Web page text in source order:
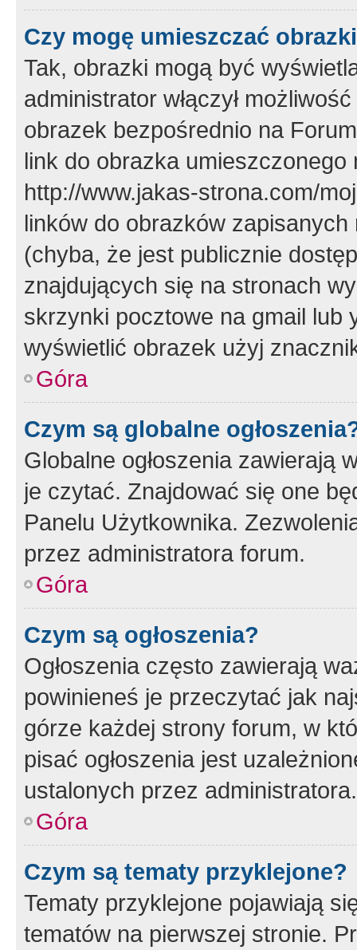
Czy mogę umieszczać
Tak, obrazki mogą być
administrator włączył
obrazek bezpośrednio na
link do obrazka
http://www.jakas-strona.com/
linków do obrazków
(chyba, że jest publicznie
znajdujących się na stronach
skrzynki pocztowe na gmail lub
wyświetlić obrazek użyj
Góra
Czym są globalne
Globalne ogłoszenia zawierają
je czytać. Znajdować się one
Panelu Użytkownika.
przez administratora forum.
Góra
Czym są ogłoszenia?
Ogłoszenia często zawierają
powinieneś je przeczytać jak
górze każdej strony forum, w
pisać ogłoszenia jest
ustalonych przez administratora.
Góra
Czym są tematy przyklejone?
Tematy przyklejone pojawiają
tematów na pierwszej stronie.